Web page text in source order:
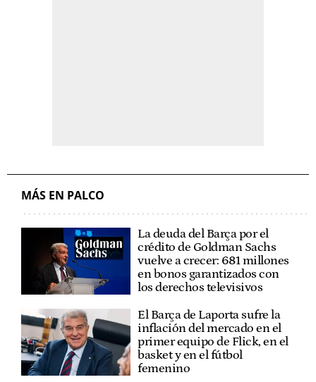
MÁS EN PALCO
La deuda del Barça por el
crédito de Goldman Sachs
vuelve a crecer: 681 millones
en bonos garantizados con
los derechos televisivos
El Barça de Laporta sufre la
inflación del mercado en el
primer equipo de Flick, en el
basket y en el fútbol
femenino